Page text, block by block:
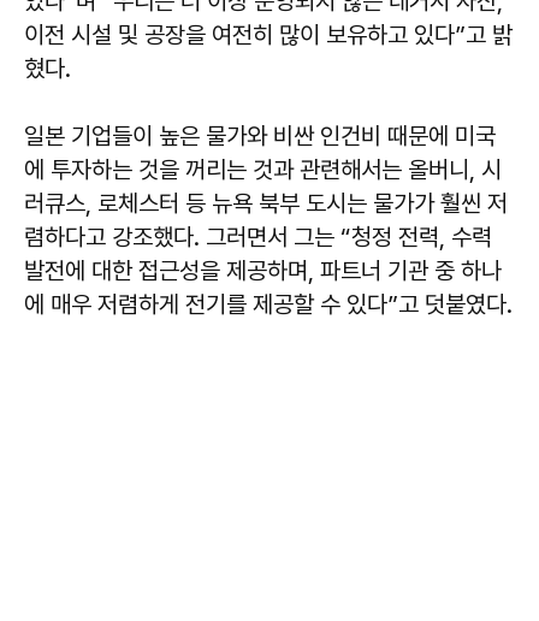
이전 시설 및 공장을 여전히 많이 보유하고 있다”고 밝
혔다.
일본 기업들이 높은 물가와 비싼 인건비 때문에 미국
에 투자하는 것을 꺼리는 것과 관련해서는 올버니, 시
러큐스, 로체스터 등 뉴욕 북부 도시는 물가가 훨씬 저
렴하다고 강조했다. 그러면서 그는 “청정 전력, 수력
발전에 대한 접근성을 제공하며, 파트너 기관 중 하나
에 매우 저렴하게 전기를 제공할 수 있다”고 덧붙였다.